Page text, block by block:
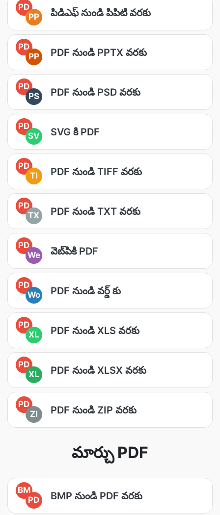
PD
PP
పిడిఎఫ్ నుండి పిపిటి వరకు
PD
PP
PDF నుండి PPTX వరకు
PD
PS
PDF నుండి PSD వరకు
PD
SV
SVG కి PDF
PD
TI
PDF నుండి TIFF వరకు
PD
TX
PDF నుండి TXT వరకు
PD
We
వెబ్‌పికి PDF
PD
Wo
PDF నుండి వర్డ్ కు
PD
XL
PDF నుండి XLS వరకు
PD
XL
PDF నుండి XLSX వరకు
PD
ZI
PDF నుండి ZIP వరకు
మార్చు PDF
BM
PD
BMP నుండి PDF వరకు